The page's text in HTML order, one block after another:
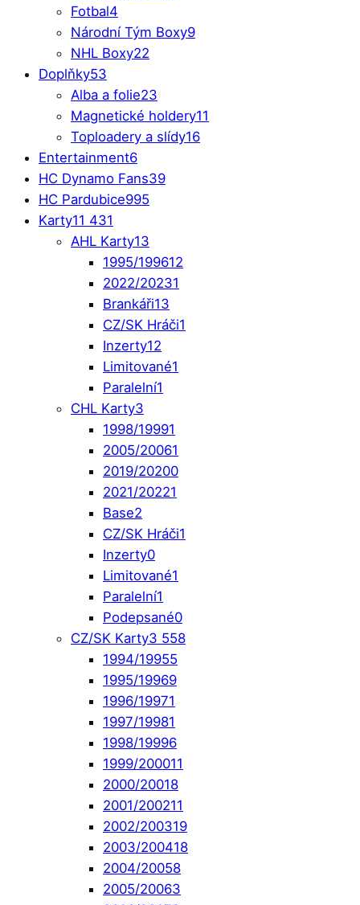
Fotbal4
Národní Tým Boxy9
NHL Boxy22
Doplňky53
Alba a folie23
Magnetické holdery11
Toploadery a slídy16
Entertainment6
HC Dynamo Fans39
HC Pardubice995
Karty11 431
AHL Karty13
1995/199612
2022/20231
Brankáři13
CZ/SK Hráči1
Inzerty12
Limitované1
Paralelní1
CHL Karty3
1998/19991
2005/20061
2019/20200
2021/20221
Base2
CZ/SK Hráči1
Inzerty0
Limitované1
Paralelní1
Podepsané0
CZ/SK Karty3 558
1994/19955
1995/19969
1996/19971
1997/19981
1998/19996
1999/200011
2000/20018
2001/200211
2002/200319
2003/200418
2004/20058
2005/20063